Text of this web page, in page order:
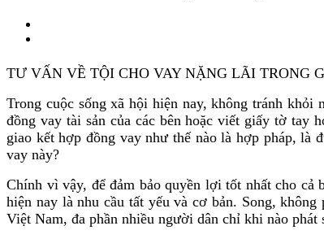
TƯ VẤN VỀ TỘI CHO VAY NẶNG LÃI TRONG
Trong cuộc sống xã hội hiện nay, không tránh
đồng vay tài sản của các bên hoặc viết giấy tờ tay
giao kết hợp đồng vay như thế nào là hợp pháp, là
vay này?
Chính vì vậy, để đảm bảo quyền lợi tốt nhất cho
hiện nay là nhu cầu tất yếu và cơ bản. Song,
Việt Nam, đa phần nhiều người dân chỉ khi nào